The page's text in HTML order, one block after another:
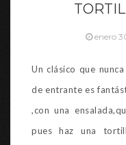
enero
Un clásico que
de entrante es
,con una
pues haz una